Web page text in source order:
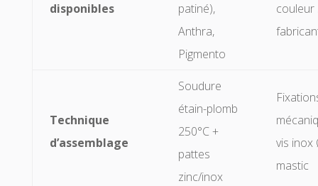
disponibles
patiné),
Anthra,
Pigmento
couleur
Technique
d’assemblage
Soudure
étain-plomb
250°C +
pattes
zinc/inox
vis inox
mastic